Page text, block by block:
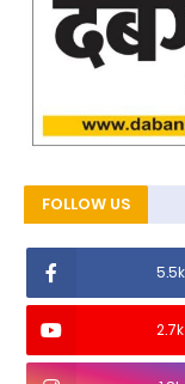
FOLLOW US
5.5k
2.7k